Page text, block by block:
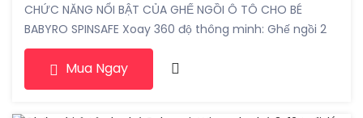
CHỨC NĂNG NỔI BẬT CỦA GHẾ NGỒI Ô TÔ CHO BÉ
BABYRO SPINSAFE Xoay 360 độ thông minh: Ghế ngồi 2
chiều tiện lợi, giúp ba mẹ dễ dàng sử dụng và chăm
sóc bé. Xoay 90 độ: Dễ dàng xoay ghế ra hướng cửa xe
để đặt bé vào và thắt dây an toàn […]
Mua Ngay